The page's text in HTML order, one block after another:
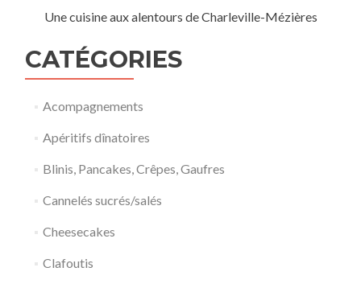
Une cuisine aux alentours de Charleville-Mézières
CATÉGORIES
Acompagnements
Apéritifs dînatoires
Blinis, Pancakes, Crêpes, Gaufres
Cannelés sucrés/salés
Cheesecakes
Clafoutis